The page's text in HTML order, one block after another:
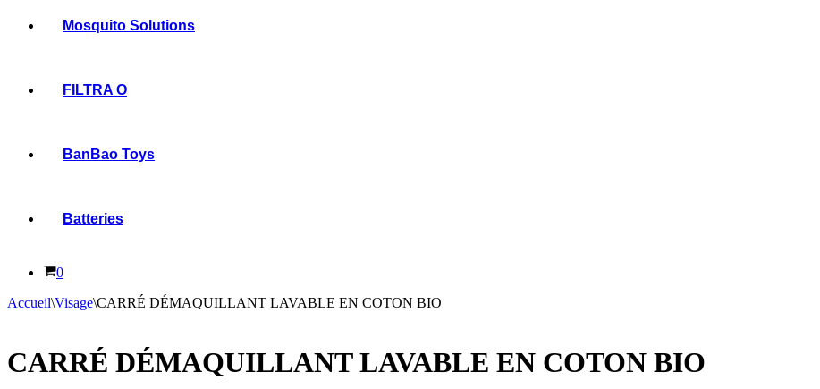
Mosquito Solutions
FILTRA O
BanBao Toys
Batteries
Panier
0
Accueil\Visage\CARRÉ DÉMAQUILLANT LAVABLE EN COTON BIO
CARRÉ DÉMAQUILLANT LAVABLE EN COTON BIO